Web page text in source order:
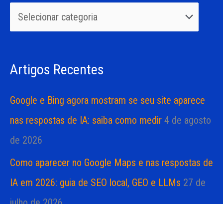
i
a
r
o
sArtigos Recentes
Google e Bing agora mostram se seu site aparece
nas respostas de IA: saiba como medir 4 de agosto
de 2026
Como aparecer no Google Maps e nas respostas de
IA em 2026: guia de SEO local, GEO e LLMs 27 de